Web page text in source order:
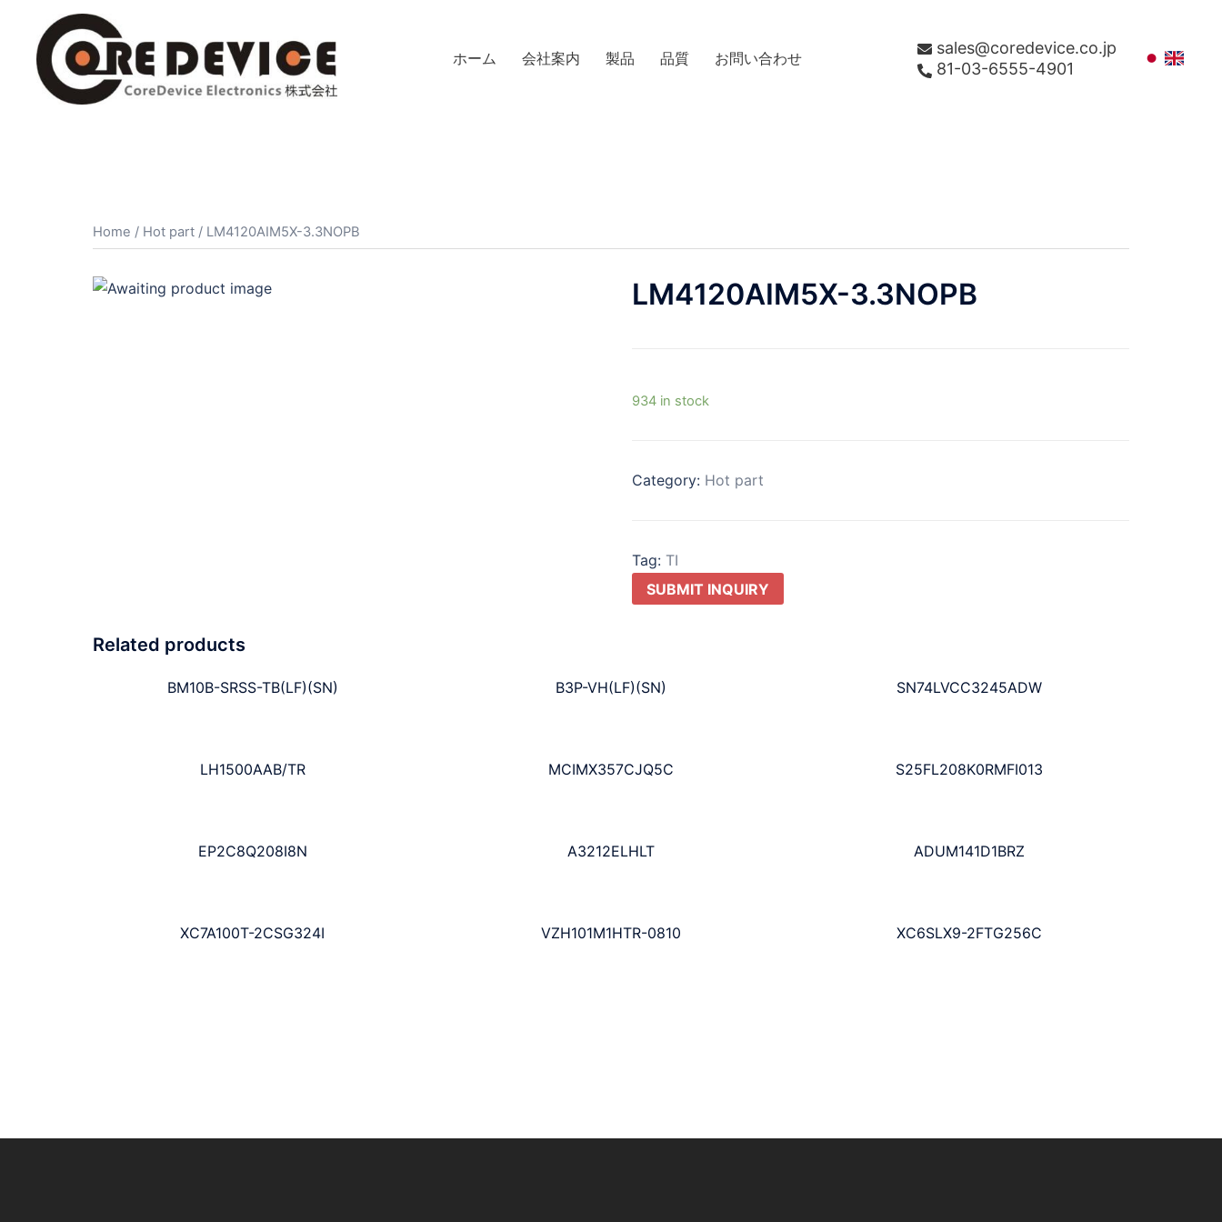
ホーム 会社案内 製品 品質 お問い合わせ
sales@coredevice.co.jp
81-03-6555-4901
Home / Hot part / LM4120AIM5X-3.3NOPB
LM4120AIM5X-3.3NOPB
934 in stock
Category: Hot part
Tag: TI
SUBMIT INQUIRY
Related products
BM10B-SRSS-TB(LF)(SN) B3P-VH(LF)(SN) SN74LVCC3245ADW
LH1500AAB/TR MCIMX357CJQ5C S25FL208K0RMFI013
EP2C8Q208I8N A3212ELHLT ADUM141D1BRZ
XC7A100T-2CSG324I VZH101M1HTR-0810 XC6SLX9-2FTG256C